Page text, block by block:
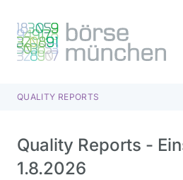
QUALITY REPORTS
Quality Reports -
1.8.2026